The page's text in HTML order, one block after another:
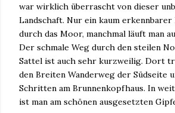
war wirklich überrascht von dieser
Landschaft. Nur ein kaum
durch das Moor, manchmal läuft man
Der schmale Weg durch den steilen
Sattel ist auch sehr kurzweilig. Dort
den Breiten Wanderweg der Südseite
Schritten am Brunnenkopfhaus. In
ist man am schönen ausgesetzten